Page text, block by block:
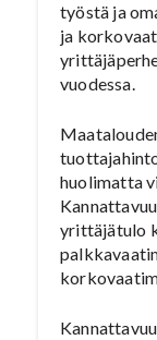
työstä ja
ja
vuodessa.
huolimatta
yrittäjätulo